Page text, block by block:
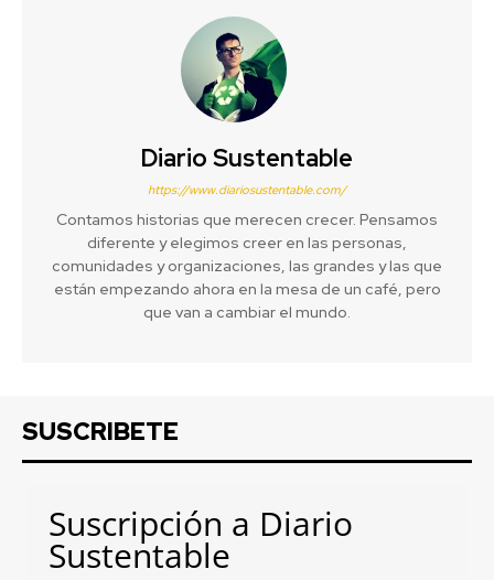
Diario Sustentable
https://www.diariosustentable.com/
Contamos historias que merecen crecer. Pensamos
diferente y elegimos creer en las personas,
comunidades y organizaciones, las grandes y las que
están empezando ahora en la mesa de un café, pero
que van a cambiar el mundo.
SUSCRIBETE
Suscripción a Diario
Sustentable